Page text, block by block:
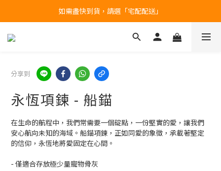
台北民權門市，現貨展示中
如需盡快到貨，請選「宅配配送」
產品均備有現貨，下單後最快當天即可出貨
分享到
永恆項鍊 - 船錨
在生命的航程中，我們常需要一個碇點，一份堅實的愛，讓我們
安心航向未知的海域。​​船錨項鍊，正如同愛的象徵，承載著堅定
的信仰，永恆地將愛固定在心間。
- 僅適合存放極少量寵物骨灰